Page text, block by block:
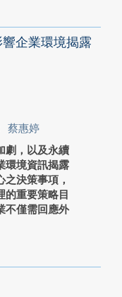
企業環境揭露
蔡惠婷
劇，以及永續
環境資訊揭露
決策事項，
的重要策略目
不僅需回應外